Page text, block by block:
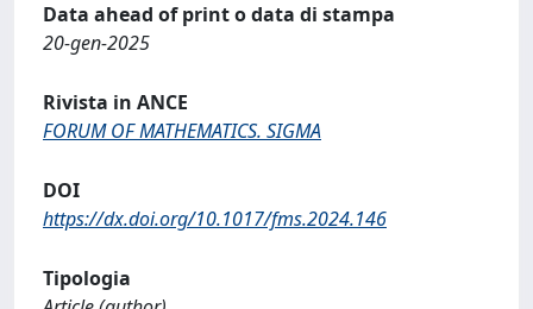
Data ahead of print o data di stampa
20-gen-2025
Rivista in ANCE
FORUM OF MATHEMATICS. SIGMA
DOI
https://dx.doi.org/10.1017/fms.2024.146
Tipologia